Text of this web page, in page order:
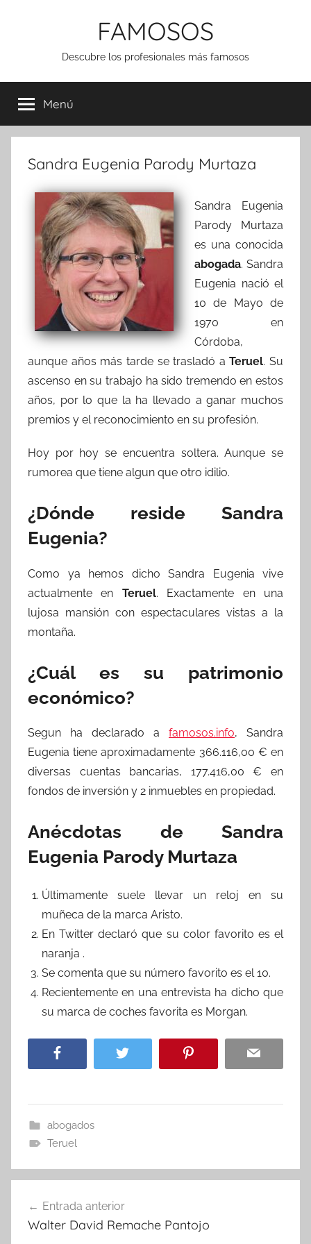
FAMOSOS
Descubre los profesionales más famosos
Menú
Sandra Eugenia Parody Murtaza
Sandra Eugenia
Parody Murtaza
es una conocida
abogada. Sandra
Eugenia nació el
10 de Mayo de
1970 en
Córdoba,
aunque años más tarde se trasladó aTeruel. Su
ascenso en su trabajo ha sido tremendo en estos
años, por lo que la ha llevado a ganar muchos
premios y el reconocimiento en su profesión.
Hoy por hoy se encuentra soltera. Aunque se
rumorea que tiene algun que otro idilio.
¿Dónde reside Sandra
Eugenia?
Como ya hemos dicho Sandra Eugenia vive
actualmente en Teruel. Exactamente en una
lujosa mansión con espectaculares vistas a la
montaña.
¿Cuál es su patrimonio
económico?
Segun ha declarado a famosos.info, Sandra
Eugenia tiene aproximadamente 366.116,00 € en
diversas cuentas bancarias, 177.416,00 € en
fondos de inversión y 2 inmuebles en propiedad.
Anécdotas de Sandra
Eugenia Parody Murtaza
Últimamente suele llevar un reloj en su
muñeca de la marca Aristo.
En Twitter declaró que su color favorito es el
naranja .
Se comenta que su número favorito es el 10.
Recientemente en una entrevista ha dicho que
su marca de coches favorita es Morgan.
abogados
Teruel
de
Entrada anterior
Walter David Remache Pantojo